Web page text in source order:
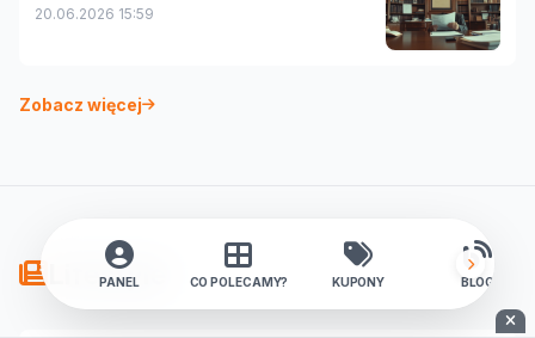
20.06.2026 15:59
Zobacz więcej
Lifestyle
PANEL CO POLECAMY? KUPONY BLOG